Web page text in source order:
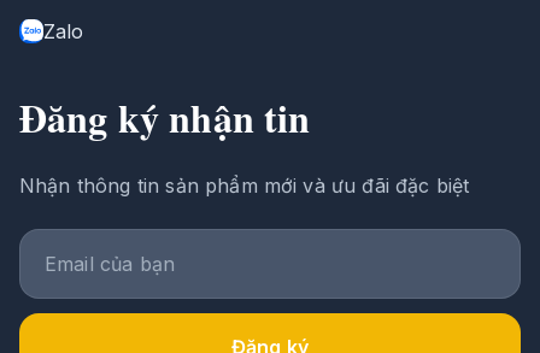
Zalo
Đăng ký nhận tin
Nhận thông tin sản phẩm mới và ưu đãi đặc biệt
Đăng ký